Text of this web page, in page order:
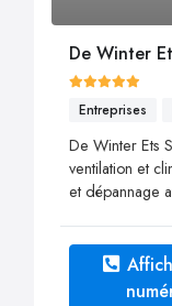
De Winter
Entreprises
De Winter Ets
ventilation et
et dépannage